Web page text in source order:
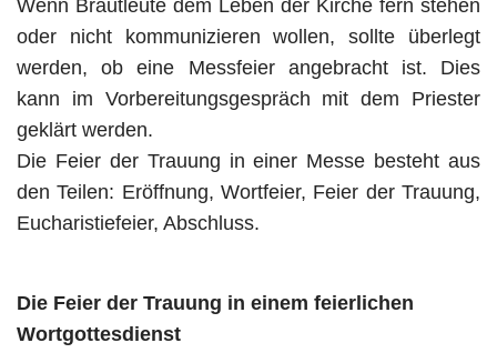
Wenn Brautleute dem Leben der Kirche fern stehen
oder nicht kommunizieren wollen, sollte überlegt
werden, ob eine Messfeier angebracht ist. Dies
kann im Vorbereitungsgespräch mit dem Priester
geklärt werden.
Die Feier der Trauung in einer Messe besteht aus
den Teilen: Eröffnung, Wortfeier, Feier der Trauung,
Eucharistiefeier, Abschluss.
Die Feier der Trauung in einem feierlichen
Wortgottesdienst